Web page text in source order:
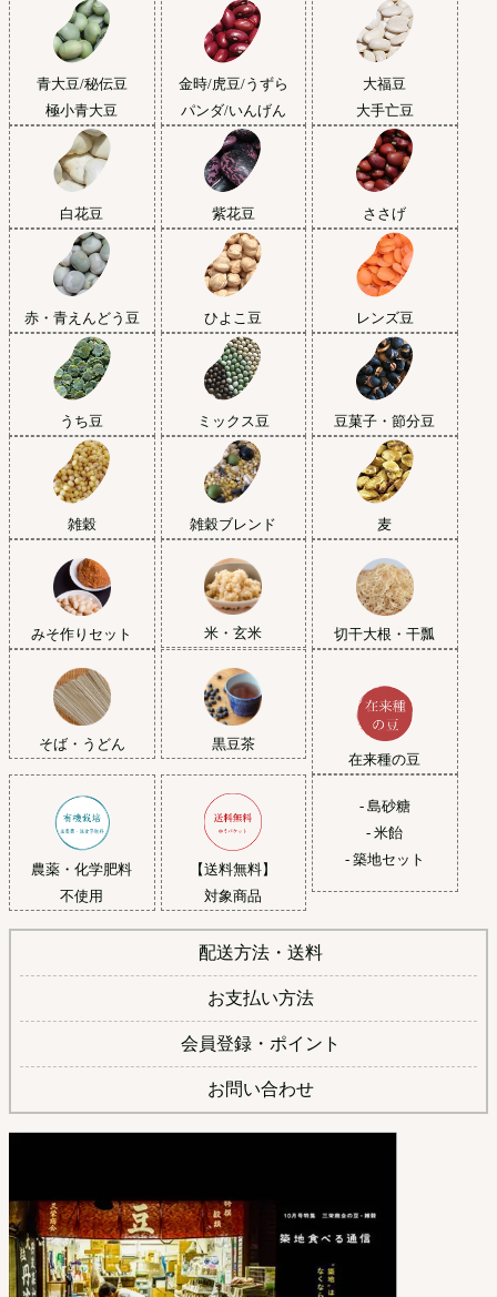
青大豆/秘伝豆
極小青大豆
金時/虎豆/うずら
パンダ/いんげん
大福豆
大手亡豆
白花豆 紫花豆 ささげ
赤・青えんどう豆 ひよこ豆 レンズ豆
うち豆 ミックス豆 豆菓子・節分豆
雑穀 雑穀ブレンド 麦
みそ作りセット 米・玄米 切干大根・干瓢
そば・うどん
黒豆茶
在来種の豆
農薬・化学肥料
不使用
【送料無料】
対象商品
- 島砂糖
- 米飴
- 築地セット
配送方法・送料
お支払い方法
会員登録・ポイント
お問い合わせ